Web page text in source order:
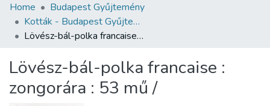
Communities & Collections
All of DSpace
Home
Budapest Gyűjtemény
Kották - Budapest Gyűjtemény
Lövész-bál-polka francaise : zongorára : 53 mű /
Lövész-bál-polka francaise :
zongorára : 53 mű /